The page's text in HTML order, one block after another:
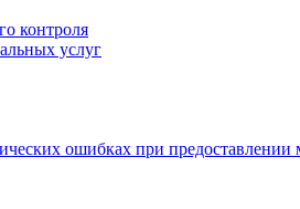
контроля
услуг
ошибках при предоставлении